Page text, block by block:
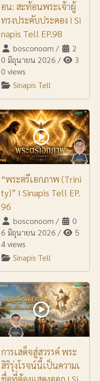
อน: สะท้อนพระเจ้าผู้
ทรงประคับประคอง I Si
napis Tell EP.98
bosconoom /
2
0 มิถุนายน 2026 /
3
0 views
Sinapis Tell
“พระตรีเอกภาพ (Trini
ty)” I Sinapis Tell EP.
96
bosconoom /
0
6 มิถุนายน 2026 /
5
4 views
Sinapis Tell
การเสด็จสู่สวรรค์ พระ
สิริรุ่งโรจน์นี้เป็นความเ